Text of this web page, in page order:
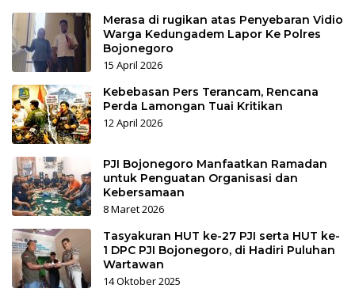
Merasa di rugikan atas Penyebaran Vidio
Warga Kedungadem Lapor Ke Polres
Bojonegoro
15 April 2026
Kebebasan Pers Terancam, Rencana
Perda Lamongan Tuai Kritikan
12 April 2026
PJI Bojonegoro Manfaatkan Ramadan
untuk Penguatan Organisasi dan
Kebersamaan
8 Maret 2026
Tasyakuran HUT ke-27 PJI serta HUT ke-
1 DPC PJI Bojonegoro, di Hadiri Puluhan
Wartawan
14 Oktober 2025